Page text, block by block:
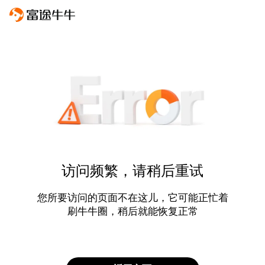
访问频繁，请稍后重试
您所要访问的页面不在这儿，它可能正忙着
刷牛牛圈，稍后就能恢复正常